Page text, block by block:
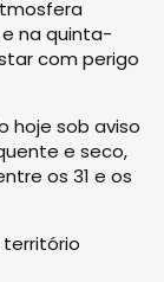
na quinta-
com perigo
hoje sob aviso
e seco,
os 31 e os